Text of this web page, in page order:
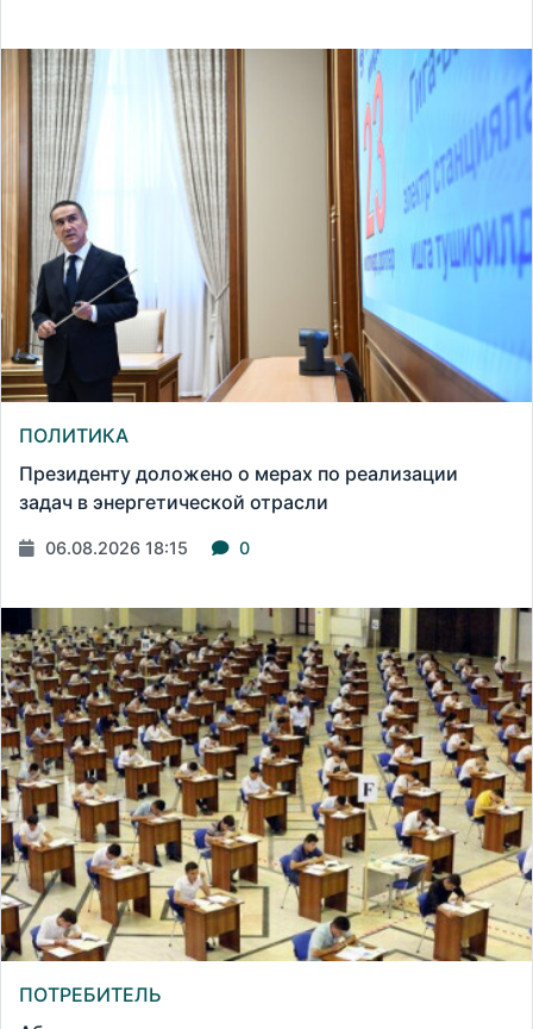
ПОЛИТИКА
Президенту доложено о мерах по реализации
задач в энергетической отрасли
06.08.2026 18:15 0
ПОТРЕБИТЕЛЬ